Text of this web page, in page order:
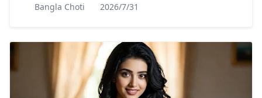
Bangla Choti 2026/7/31